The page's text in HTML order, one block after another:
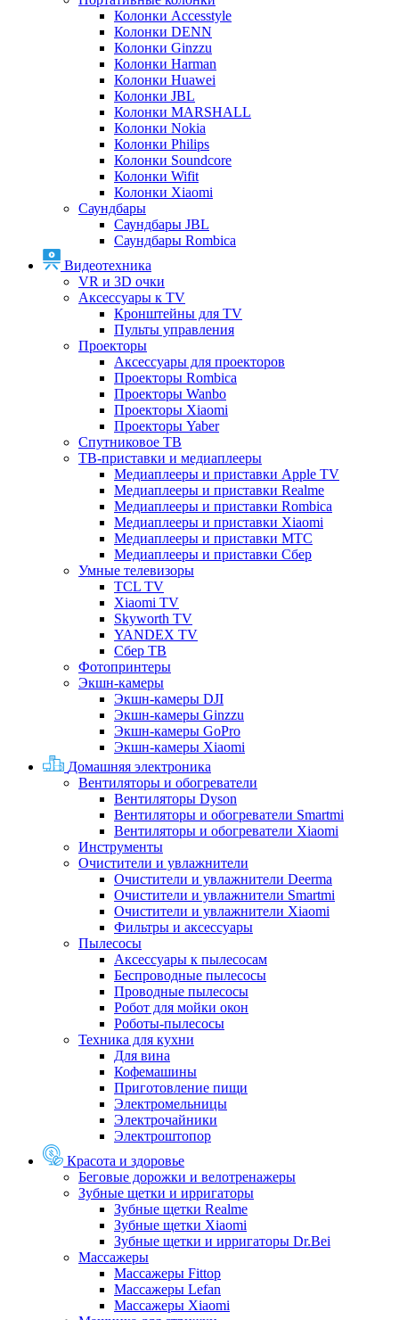
Колонки Accesstyle
Колонки DENN
Колонки Ginzzu
Колонки Harman
Колонки Huawei
Колонки JBL
Колонки MARSHALL
Колонки Nokia
Колонки Philips
Колонки Soundcore
Колонки Wifit
Колонки Xiaomi
Саундбары
Саундбары JBL
Саундбары Rombica
Видеотехника
VR и 3D очки
Аксессуары к TV
Кронштейны для TV
Пульты управления
Проекторы
Аксессуары для проекторов
Проекторы Rombica
Проекторы Wanbo
Проекторы Xiaomi
Проекторы Yaber
Спутниковое ТВ
ТВ-приставки и медиаплееры
Медиаплееры и приставки Apple TV
Медиаплееры и приставки Realme
Медиаплееры и приставки Rombica
Медиаплееры и приставки Xiaomi
Медиаплееры и приставки МТС
Медиаплееры и приставки Сбер
Умные телевизоры
TCL TV
Xiaomi TV
Skyworth TV
YANDEX TV
Сбер ТВ
Фотопринтеры
Экшн-камеры
Экшн-камеры DJI
Экшн-камеры Ginzzu
Экшн-камеры GoPro
Экшн-камеры Xiaomi
Домашняя электроника
Вентиляторы и обогреватели
Вентиляторы Dyson
Вентиляторы и обогреватели Smartmi
Вентиляторы и обогреватели Xiaomi
Инструменты
Очистители и увлажнители
Очистители и увлажнители Deerma
Очистители и увлажнители Smartmi
Очистители и увлажнители Xiaomi
Фильтры и аксессуары
Пылесосы
Аксессуары к пылесосам
Беспроводные пылесосы
Проводные пылесосы
Робот для мойки окон
Роботы-пылесосы
Техника для кухни
Для вина
Кофемашины
Приготовление пищи
Электромельницы
Электрочайники
Электроштопор
Красота и здоровье
Беговые дорожки и велотренажеры
Зубные щетки и ирригаторы
Зубные щетки Realme
Зубные щетки Xiaomi
Зубные щетки и ирригаторы Dr.Bei
Массажеры
Массажеры Fittop
Массажеры Lefan
Массажеры Xiaomi